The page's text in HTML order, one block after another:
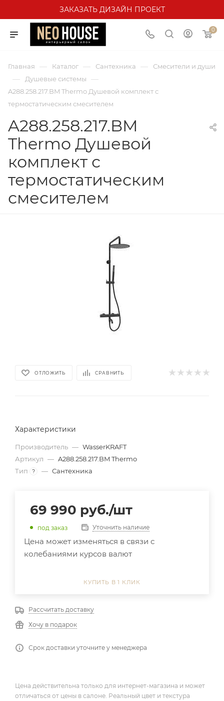
ЗАКАЗАТЬ ДИЗАЙН ПРОЕКТ
0
Главная — Каталог — Сантехника — Смесители и души
— Душевые системы —
A288.258.217.BM Thermo Душевой комплект с
термостатическим смесителем
A288.258.217.BM
Thermo Душевой
комплект с
термостатическим
смесителем
ОТЛОЖИТЬ СРАВНИТЬ
Характеристики
Производитель — WasserKRAFT
Артикул — A288.258.217.BM Thermo
Тип
? — Сантехника
69 990 руб./шт
под заказ Уточнить наличие
Цена может изменяться в связи с
колебаниями курсов валют
КУПИТЬ В 1 КЛИК
Рассчитать доставку
Хочу в подарок
Срок доставки уточните у менеджера
Цена действительна только для интернет-магазина и может
отличаться от цены в салоне. Реальный цвет и текстура